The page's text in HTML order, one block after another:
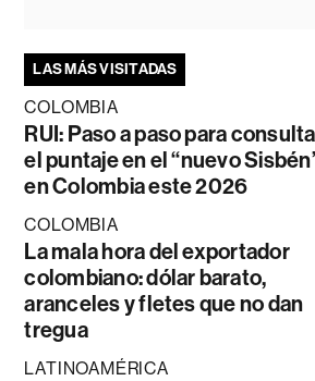
LAS MÁS VISITADAS
COLOMBIA
RUI: Paso a paso para
el puntaje en el “nuevo
en Colombia este 2026
COLOMBIA
La mala hora del exportador
colombiano: dólar barato,
aranceles y fletes que no dan
tregua
LATINOAMÉRICA